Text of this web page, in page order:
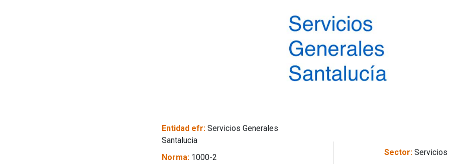
Entidad efr: Servicios Generales
Santalucia
Norma: 1000-2
Sector: Servicios